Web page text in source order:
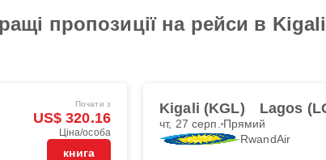
пропозиції на рейси в
Почати з
US$ 320.16
Ціна/особа
книга
Kigali (KGL) Lagos
чт, 27 серп. Прямий
RwandAir